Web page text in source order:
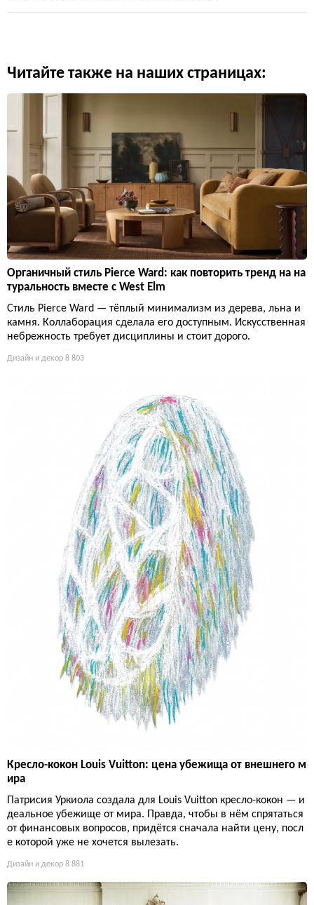
Читайте также на наших страницах:
Органичный стиль Pierce Ward: как повторить тренд на на
туральность вместе с West Elm
Стиль Pierce Ward — тёплый минимализм из дерева, льна и
камня. Коллаборация сделала его доступным. Искусственная
небрежность требует дисциплины и стоит дорого.
Дизайн и декор 8 803
Кресло-кокон Louis Vuitton: цена убежища от внешнего м
ира
Патрисия Уркиола создала для Louis Vuitton кресло-кокон — и
деальное убежище от мира. Правда, чтобы в нём спрятаться
от финансовых вопросов, придётся сначала найти цену, посл
е которой уже не хочется вылезать.
Дизайн и декор 8 881